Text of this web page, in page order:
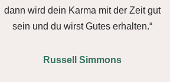
dann wird dein Karma mit der Zeit gut
sein und du wirst Gutes erhalten.“
Russell Simmons